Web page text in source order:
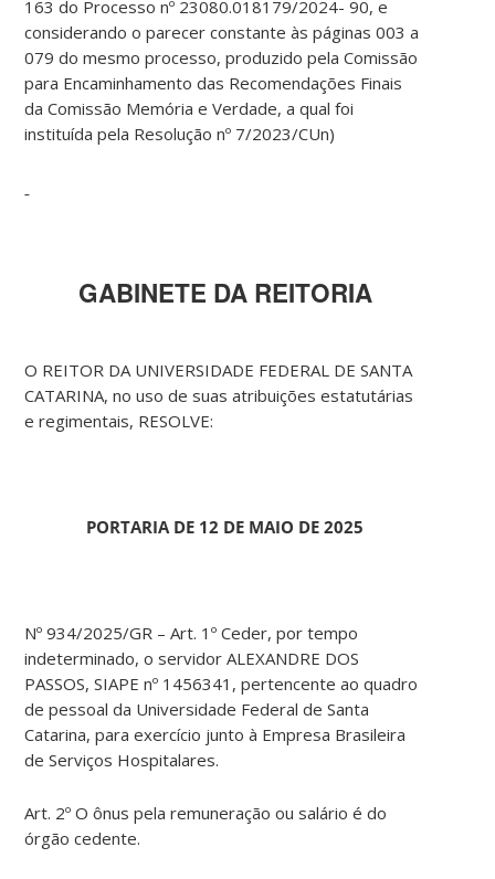
163 do Processo nº 23080.018179/2024- 90, e
considerando o parecer constante às páginas 003 a
079 do mesmo processo, produzido pela Comissão
para Encaminhamento das Recomendações Finais
da Comissão Memória e Verdade, a qual foi
instituída pela Resolução nº 7/2023/CUn)
GABINETE DA REITORIA
O REITOR DA UNIVERSIDADE FEDERAL DE SANTA
CATARINA, no uso de suas atribuições estatutárias
e regimentais, RESOLVE:
PORTARIA DE 12 DE MAIO DE 2025
Nº 934/2025/GR – Art. 1º Ceder, por tempo
indeterminado, o servidor ALEXANDRE DOS
PASSOS, SIAPE nº 1456341, pertencente ao quadro
de pessoal da Universidade Federal de Santa
Catarina, para exercício junto à Empresa Brasileira
de Serviços Hospitalares.
Art. 2º O ônus pela remuneração ou salário é do
órgão cedente.